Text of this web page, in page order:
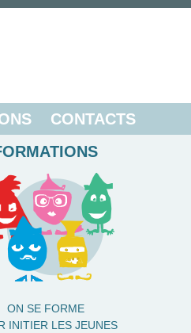
CONTACTS
ON SE FORME
INITIER LES JEUNES